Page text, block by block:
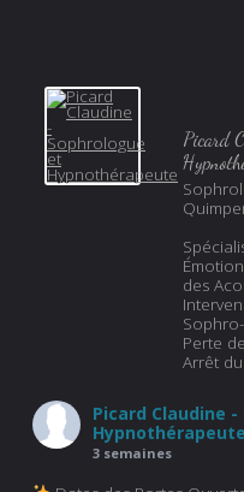
Picard
des
Perte
Arrêt
Picard Claudine
Hypnothérapeute
3 semaines